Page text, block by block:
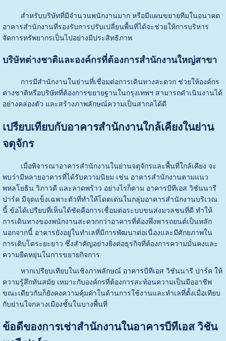
สำหรับบริษัทที่มีจำนวนพนักงานมาก หรือมีแผนขยายทีมในอนาคต
อาคารสำนักงานที่รองรับการปรับเปลี่ยนพื้นที่ได้จะช่วยให้การบริหาร
จัดการทรัพยากรเป็นไปอย่างมีประสิทธิภาพ
บริษัทต่างชาติและองค์กรที่ต้องการสำนักงานใหญ่สาขา
การมีสำนักงานในย่านที่เชื่อมต่อการเดินทางสะดวก ช่วยให้องค์กร
ต่างชาติหรือบริษัทที่ต้องการขยายฐานในกรุงเทพฯ สามารถดำเนินงานได้
อย่างคล่องตัว และสร้างภาพลักษณ์ความเป็นสากลได้ดี
เปรียบเทียบกับอาคารสำนักงานใกล้เคียงในย่าน
จตุจักร
เมื่อพิจารณาอาคารสำนักงานในย่านจตุจักรและพื้นที่ใกล้เคียง จะ
พบว่ามีหลายอาคารที่ได้รับความนิยม เช่น อาคารสำนักงานตามแนว
พหลโยธิน วิภาวดี และลาดพร้าว อย่างไรก็ตาม อาคารบีทีเอส วิชันนารี
ปาร์ค มีจุดแข็งเฉพาะตัวที่ทำให้โดดเด่นในกลุ่มอาคารสำนักงานบริเวณ
นี้ ข้อได้เปรียบที่เห็นได้ชัดคือการเชื่อมต่อระบบขนส่งมวลชนที่ดี ทำให้
การเดินทางของพนักงานสะดวกกว่าอาคารที่ต้องพึ่งพารถยนต์เป็นหลัก
นอกจากนี้ อาคารยังอยู่ในทำเลที่มีการพัฒนาต่อเนื่องและมีศักยภาพใน
การเติบโตระยะยาว ซึ่งสำคัญอย่างยิ่งต่อธุรกิจที่ต้องการความมั่นคงและ
ความยืดหยุ่นในการขยายกิจการ
หากเปรียบเทียบในเชิงภาพลักษณ์ อาคารบีทีเอส วิชันนารี ปาร์ค ให้
ความรู้สึกทันสมัย เหมาะกับองค์กรที่ต้องการสะท้อนความเป็นมืออาชีพ
ขณะเดียวกันก็ยังคงความคุ้มค่าในด้านการใช้งานและทำเลที่ตั้งเมื่อเทียบ
กับย่านใจกลางเมืองชั้นในบางพื้นที่
ข้อดีของการเช่าสำนักงานในอาคารบีทีเอส วิชัน